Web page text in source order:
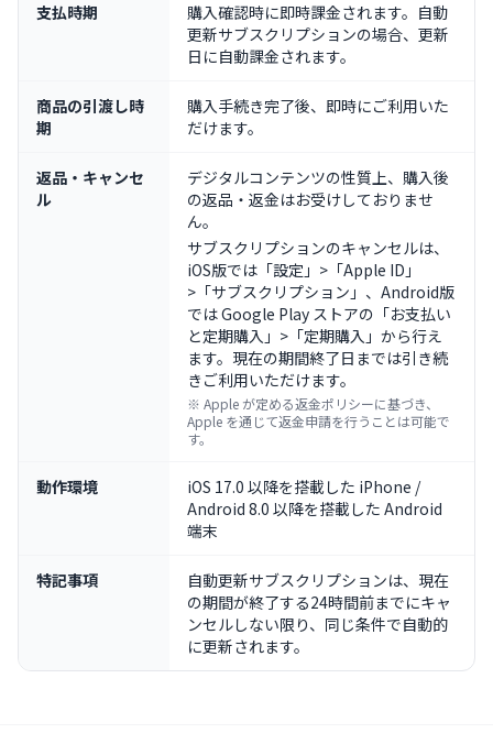
支払時期
購入確認時に即時課金されます。自動
更新サブスクリプションの場合、更新
日に自動課金されます。
商品の引渡し時
期
購入手続き完了後、即時にご利用いた
だけます。
返品・キャンセ
ル
デジタルコンテンツの性質上、購入後
の返品・返金はお受けしておりませ
ん。
サブスクリプションのキャンセルは、
iOS版では「設定」>「Apple ID」
>「サブスクリプション」、Android版
では Google Play ストアの「お支払い
と定期購入」>「定期購入」から行え
ます。現在の期間終了日までは引き続
きご利用いただけます。
※ Apple が定める返金ポリシーに基づき、
Apple を通じて返金申請を行うことは可能で
す。
動作環境
iOS 17.0 以降を搭載した iPhone /
Android 8.0 以降を搭載した Android
端末
特記事項
自動更新サブスクリプションは、現在
の期間が終了する24時間前までにキャ
ンセルしない限り、同じ条件で自動的
に更新されます。